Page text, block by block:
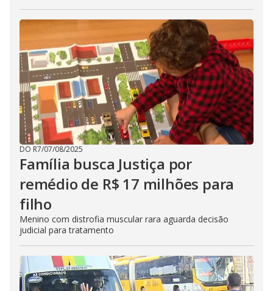
DO R7/07/08/2025
Família busca Justiça por
remédio de R$ 17 milhões para
filho
Menino com distrofia muscular rara aguarda decisão
judicial para tratamento